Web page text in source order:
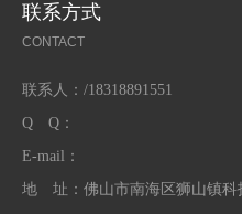
联系方式
CONTACT
联系人：/18318891551
Q Q：
E-mail：
地 址：佛山市南海区狮山镇科